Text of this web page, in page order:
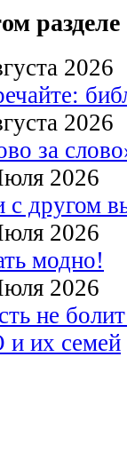
разделе
2026
2026
за
2026
с другом
2026
модно!
2026
не
их семей